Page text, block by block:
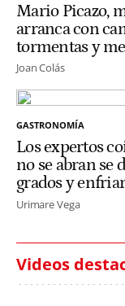
Mario Picazo,
arranca con
tormentas y
Joan Colás
GASTRONOMÍA
Los expertos
no se abran se
grados y
Urimare Vega
Videos